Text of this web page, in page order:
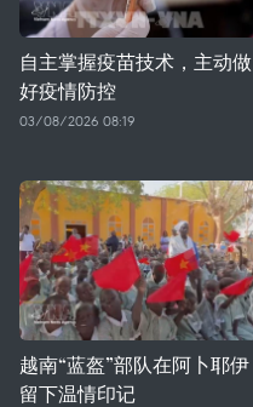
自主掌握疫苗技术，主动做
好疫情防控
03/08/2026 08:19
越南“蓝盔”部队在阿卜耶伊
留下温情印记